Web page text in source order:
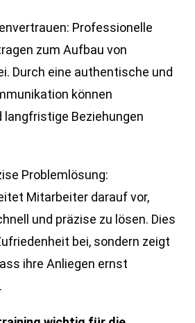
Professionelle
zum Aufbau von
Durch eine authentische und
können
langfristige Beziehungen
Problemlösung:
Mitarbeiter darauf vor,
und präzise zu lösen. Dies
bei, sondern zeigt
ihre Anliegen ernst